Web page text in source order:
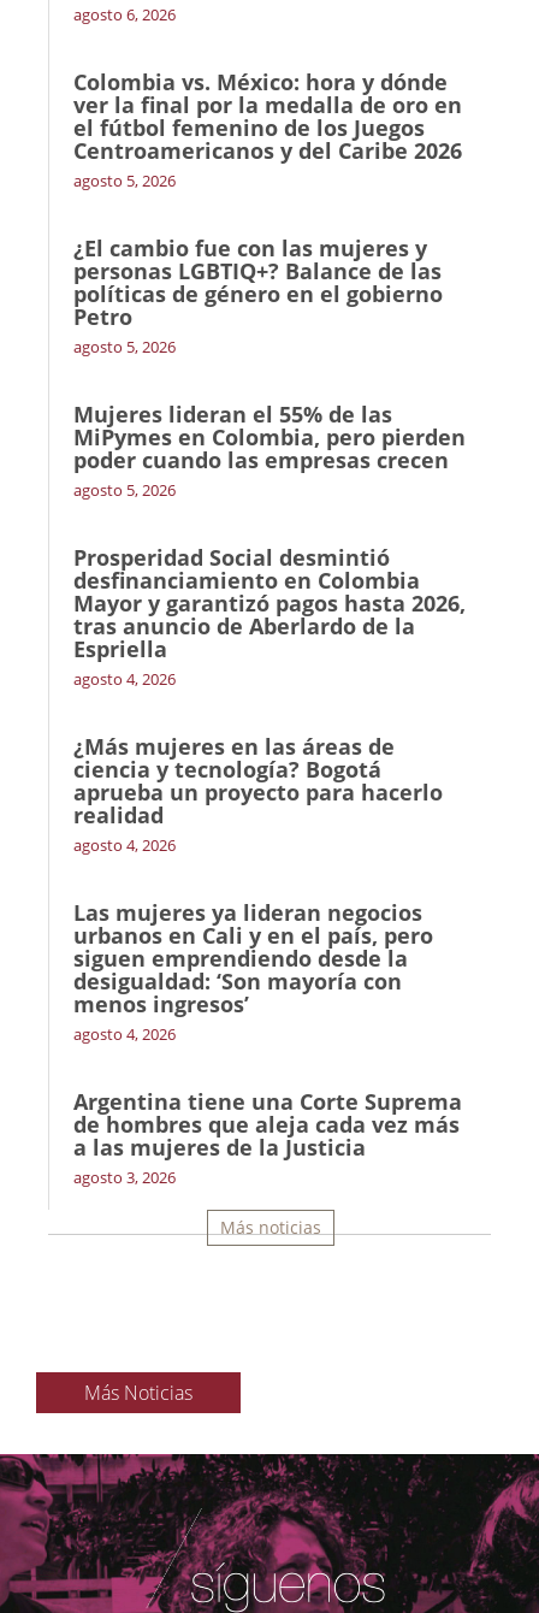
agosto 6, 2026
Colombia vs. México: hora y dónde
ver la final por la medalla de oro en
el fútbol femenino de los Juegos
Centroamericanos y del Caribe 2026
agosto 5, 2026
¿El cambio fue con las mujeres y
personas LGBTIQ+? Balance de las
políticas de género en el gobierno
Petro
agosto 5, 2026
Mujeres lideran el 55% de las
MiPymes en Colombia, pero pierden
poder cuando las empresas crecen
agosto 5, 2026
Prosperidad Social desmintió
desfinanciamiento en Colombia
Mayor y garantizó pagos hasta 2026,
tras anuncio de Aberlardo de la
Espriella
agosto 4, 2026
¿Más mujeres en las áreas de
ciencia y tecnología? Bogotá
aprueba un proyecto para hacerlo
realidad
agosto 4, 2026
Las mujeres ya lideran negocios
urbanos en Cali y en el país, pero
siguen emprendiendo desde la
desigualdad: ‘Son mayoría con
menos ingresos’
agosto 4, 2026
Argentina tiene una Corte Suprema
de hombres que aleja cada vez más
a las mujeres de la Justicia
agosto 3, 2026
Más noticias
Más Noticias